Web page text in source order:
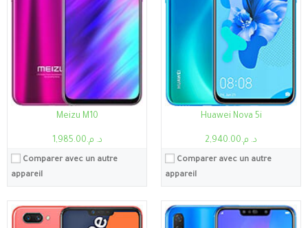
Meizu M10
د. م.1,985.00
Comparer avec un autre
appareil
Huawei Nova 5i
د. م.2,940.00
Comparer avec un autre
appareil
13MP
Android 8.1 (Oreo), ColorOS 5.1
4230mAh
Voir les détails →
Système:
Android 8.1 (Oreo), mise à niveau vers Android 9.0 (Pie), EMUI 9.0
3340 mAh
Voir les détails →